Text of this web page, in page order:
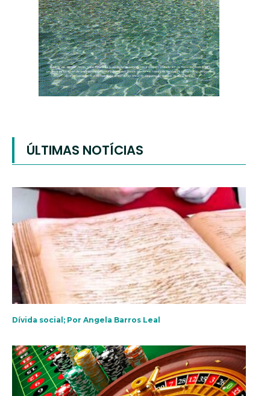
ÚLTIMAS NOTÍCIAS
Dívida social; Por Angela Barros Leal